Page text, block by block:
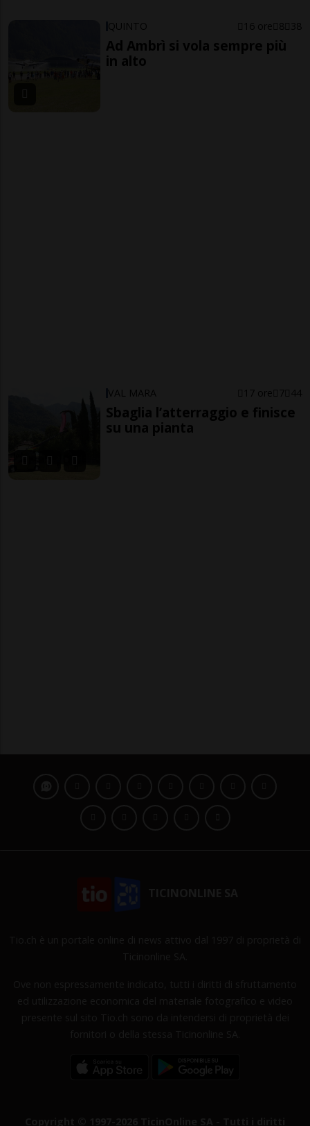
QUINTO 16 ore 8 38
Ad Ambrì si vola sempre più
in alto
VAL MARA 17 ore 7 44
Sbaglia l’atterraggio e finisce
su una pianta